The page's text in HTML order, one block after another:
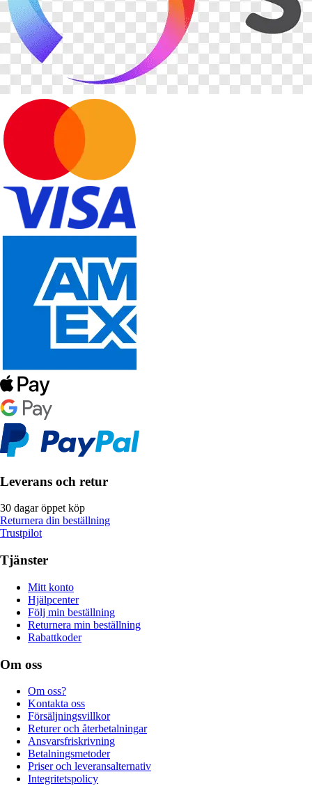
Leverans och retur
30 dagar öppet köp
Returnera din beställning
Trustpilot
Tjänster
Mitt konto
Hjälpcenter
Följ min beställning
Returnera min beställning
Rabattkoder
Om oss
Om oss?
Kontakta oss
Försäljningsvillkor
Returer och återbetalningar
Ansvarsfriskrivning
Betalningsmetoder
Priser och leveransalternativ
Integritetspolicy